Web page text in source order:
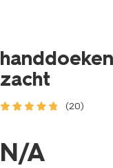
zacht
(20)
slapen/badkamer/
N/A